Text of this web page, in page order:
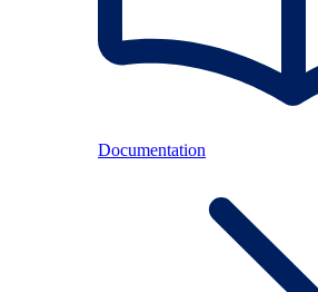
Documentation